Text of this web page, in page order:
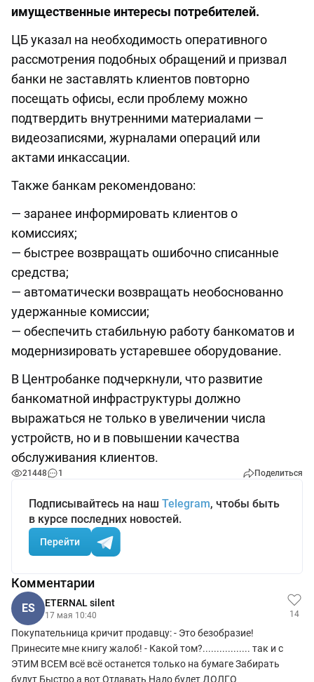
имущественные интересы потребителей.
ЦБ указал на необходимость оперативного
рассмотрения подобных обращений и призвал
банки не заставлять клиентов повторно
посещать офисы, если проблему можно
подтвердить внутренними материалами —
видеозаписями, журналами операций или
актами инкассации.
Также банкам рекомендовано:
— заранее информировать клиентов о
комиссиях;
— быстрее возвращать ошибочно списанные
средства;
— автоматически возвращать необоснованно
удержанные комиссии;
— обеспечить стабильную работу банкоматов и
модернизировать устаревшее оборудование.
В Центробанке подчеркнули, что развитие
банкоматной инфраструктуры должно
выражаться не только в увеличении числа
устройств, но и в повышении качества
обслуживания клиентов.
21448 1 Поделиться
Подписывайтесь на наш Telegram, чтобы быть
в курсе последних новостей.
Перейти
Комментарии
ES ETERNAL silent
17 мая 10:40 14
Покупательница кричит продавцу: - Это безобразие!
Принесите мне книгу жалоб! - Какой том?................. так и с
ЭТИМ ВСЕМ всё всё останется только на бумаге Забирать
будут Быстро а вот Отдавать Надо будет ДОЛГО